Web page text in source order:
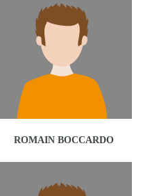
ROMAIN BOCCARDO